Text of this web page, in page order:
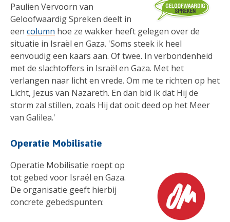
Paulien Vervoorn van
Geloofwaardig Spreken deelt in
een column hoe ze wakker heeft gelegen over de
situatie in Israël en Gaza. 'Soms steek ik heel
eenvoudig een kaars aan. Of twee. In verbondenheid
met de slachtoffers in Israël en Gaza. Met het
verlangen naar licht en vrede. Om me te richten op het
Licht, Jezus van Nazareth. En dan bid ik dat Hij de
storm zal stillen, zoals Hij dat ooit deed op het Meer
van Galilea.'
Operatie Mobilisatie
Operatie Mobilisatie roept op
tot gebed voor Israël en Gaza.
De organisatie geeft hierbij
concrete gebedspunten: